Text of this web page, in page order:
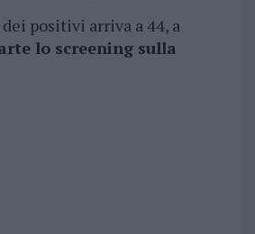
positivi arriva a 44, a
lo screening sulla